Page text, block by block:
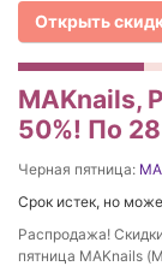
Открыть
MAKnails,
50%! По
Черная пятница:
Срок истек, но
Распродажа!
пятница MAKnails